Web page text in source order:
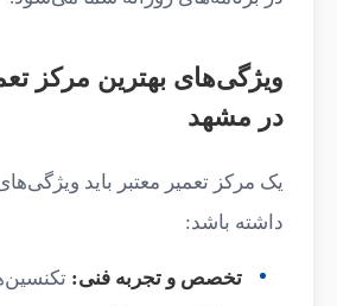
ویژگی‌های بهترین مرکز
در مشهد
یک مرکز تعمیر معتبر باید ویژگی‌های
داشته باشد:
تخصص و تجربه فنی: